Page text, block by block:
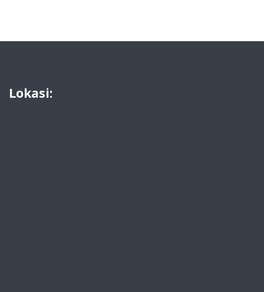
Lokasi: